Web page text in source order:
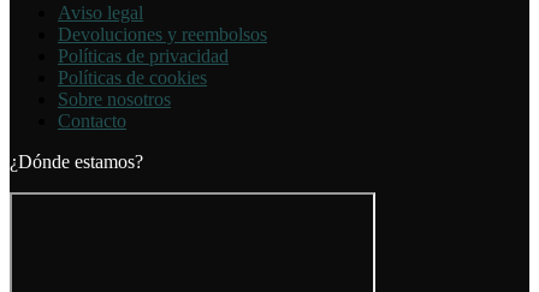
Aviso legal
Devoluciones y reembolsos
Políticas de privacidad
Políticas de cookies
Sobre nosotros
Contacto
¿Dónde estamos?